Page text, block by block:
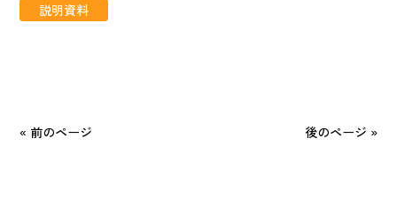
説明資料
« 前のページ 後のページ »